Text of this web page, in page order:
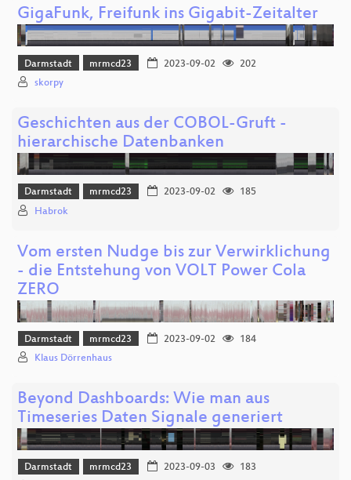
GigaFunk, Freifunk ins Gigabit-Zeitalter
Darmstadt mrmcd23 2023-09-02
202
skorpy
Geschichten aus der COBOL-Gruft -
hierarchische Datenbanken
Darmstadt mrmcd23 2023-09-02
185
Habrok
Vom ersten Nudge bis zur Verwirklichung
- die Entstehung von VOLT Power Cola
ZERO
Darmstadt mrmcd23 2023-09-02
184
Klaus Dörrenhaus
Beyond Dashboards: Wie man aus
Timeseries Daten Signale generiert
Darmstadt mrmcd23 2023-09-03
183